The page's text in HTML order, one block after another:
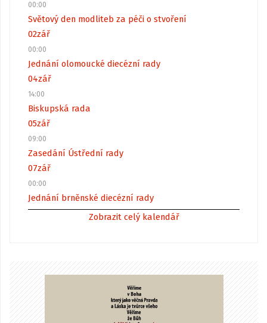
00:00
Světový den modliteb za péči o stvoření
02zář
00:00
Jednání olomoucké diecézní rady
04zář
14:00
Biskupská rada
05zář
09:00
Zasedání Ústřední rady
07zář
00:00
Jednání brněnské diecézní rady
Zobrazit celý kalendář